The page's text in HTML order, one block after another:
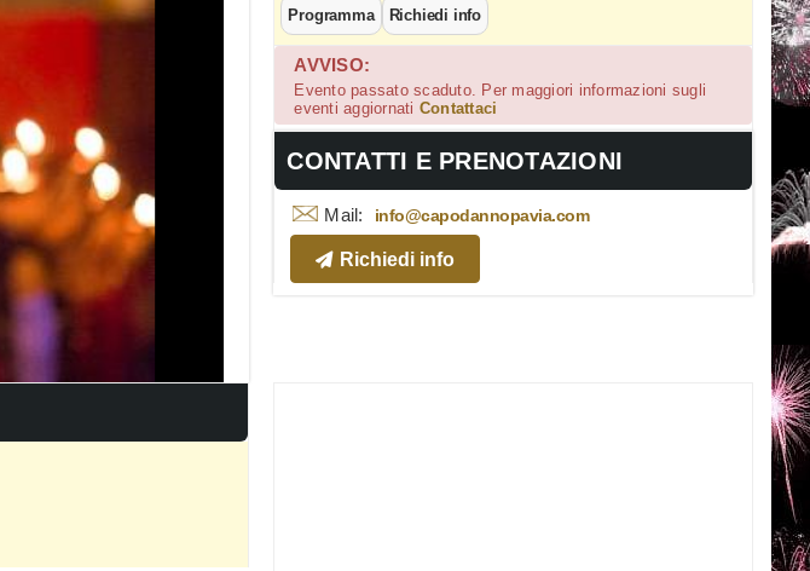
Programma Richiedi info
AVVISO:
Evento passato scaduto. Per maggiori informazioni sugli
eventi aggiornati Contattaci
CONTATTI E PRENOTAZIONI
Mail: info@capodannopavia.com
Richiedi info